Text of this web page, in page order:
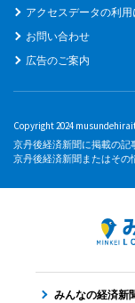
アクセスデータの利用
お問い合わせ
広告のご案内
Copyright 2024
京丹後経済新聞に掲載の記
京丹後経済新聞またはその
みんなの経済新